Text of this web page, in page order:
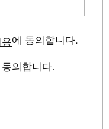
에 동의합니다.
의합니다.